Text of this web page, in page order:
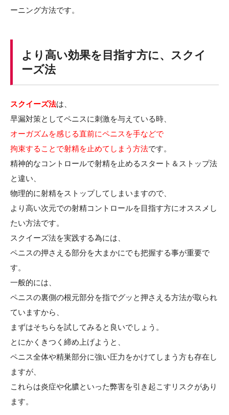
ーニング方法です。
より高い効果を目指す方に、スクイ
ーズ法
スクイーズ法は、
早漏対策としてペニスに刺激を与えている時、
オーガズムを感じる直前にペニスを手などで
拘束することで射精を止めてしまう方法です。
精神的なコントロールで射精を止めるスタート＆ストップ法
と違い、
物理的に射精をストップしてしまいますので、
より高い次元での射精コントロールを目指す方にオススメし
たい方法です。
スクイーズ法を実践する為には、
ペニスの押さえる部分を大まかにでも把握する事が重要で
す。
一般的には、
ペニスの裏側の根元部分を指でグッと押さえる方法が取られ
ていますから、
まずはそちらを試してみると良いでしょう。
とにかくきつく締め上げようと、
ペニス全体や精巣部分に強い圧力をかけてしまう方も存在し
ますが、
これらは炎症や化膿といった弊害を引き起こすリスクがあり
ます。